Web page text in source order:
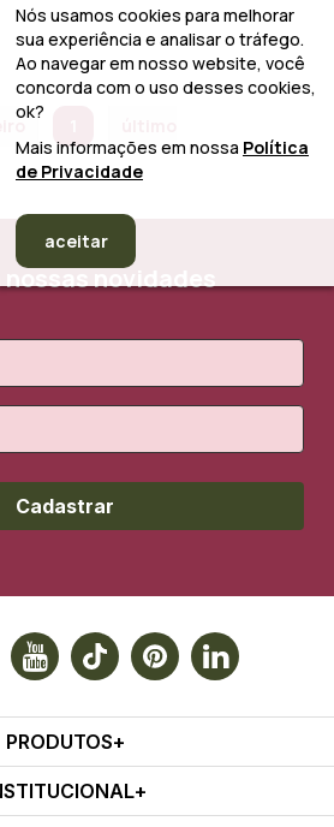
nossas novidades
Cadastrar
PRODUTOS
Nós usamos cookies para melhorar
sua experiência e analisar o tráfego.
Ao navegar em nosso website, você
concorda com o uso desses cookies,
ok?
Mais informações em nossa Política
de Privacidade
aceitar